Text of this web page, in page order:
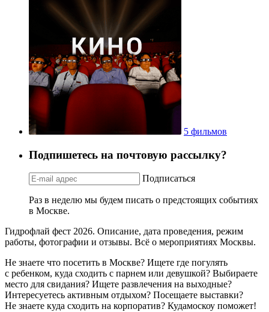
5 фильмов
Подпишетесь на почтовую рассылку?
Подписаться
Раз в неделю мы будем писать о предстоящих событиях
в Москве.
Гидрофлай фест 2026. Описание, дата проведения, режим
работы, фотографии и отзывы. Всё о мероприятиях Москвы.
Не знаете что посетить в Москве? Ищете где погулять
с ребенком, куда сходить с парнем или девушкой? Выбираете
место для свидания? Ищете развлечения на выходные?
Интересуетесь активным отдыхом? Посещаете выставки?
Не знаете куда сходить на корпоратив? Кудамоскоу поможет!